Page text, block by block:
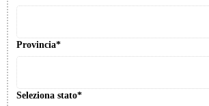
Provincia*
Seleziona stato*